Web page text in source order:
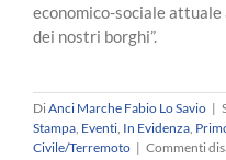
economico-sociale attuale
dei nostri borghi”.
DiAnci Marche Fabio Lo Savio |
Stampa, Eventi, In Evidenza,
Civile/Terremoto | Commenti